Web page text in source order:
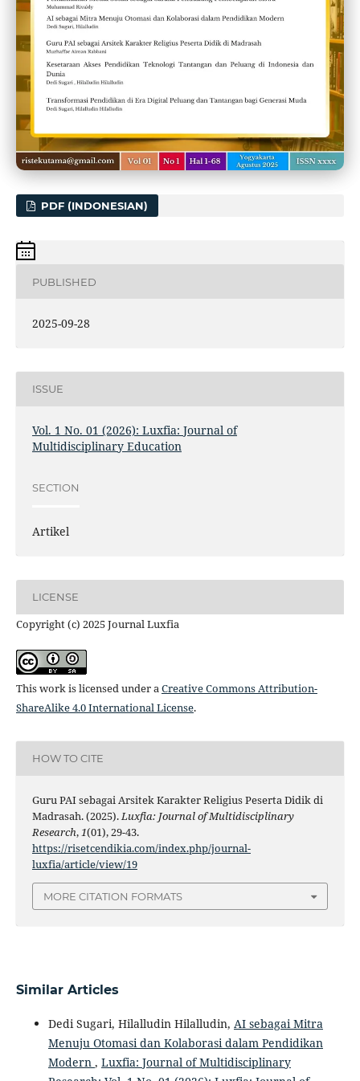
PDF (INDONESIAN)
PUBLISHED
2025-09-28
ISSUE
Vol. 1 No. 01 (2026): Luxfia: Journal of
Multidisciplinary Education
SECTION
Artikel
LICENSE
Copyright (c) 2025 Journal Luxfia
This work is licensed under a Creative Commons Attribution-
ShareAlike 4.0 International License.
HOW TO CITE
Guru PAI sebagai Arsitek Karakter Religius Peserta Didik di
Madrasah. (2025).Luxfia: Journal of Multidisciplinary
Research,1(01), 29-43.
https://risetcendikia.com/index.php/journal-
luxfia/article/view/19
MORE CITATION FORMATS
Similar Articles
Dedi Sugari, Hilalludin Hilalludin, AI sebagai Mitra
Menuju Otomasi dan Kolaborasi dalam Pendidikan
Modern , Luxfia: Journal of Multidisciplinary